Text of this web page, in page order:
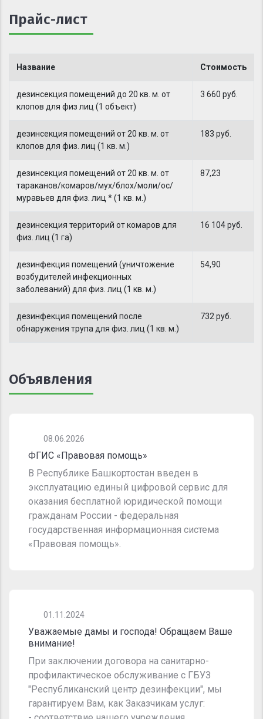
Прайс-лист
Название Стоимость
дезинсекция помещений до 20 кв. м. от
клопов для физ лиц (1 объект)
3 660 руб.
дезинсекция помещений от 20 кв. м. от
клопов для физ. лиц (1 кв. м.)
183 руб.
дезинсекция помещений от 20 кв. м. от
тараканов/комаров/мух/блох/моли/ос/
муравьев для физ. лиц * (1 кв. м.)
87,23
дезинсекция территорий от комаров для
физ. лиц (1 га)
16 104 руб.
дезинфекция помещений (уничтожение
возбудителей инфекционных
заболеваний) для физ. лиц (1 кв. м.)
54,90
дезинфекция помещений после
обнаружения трупа для физ. лиц (1 кв. м.)
732 руб.
Объявления
08.06.2026
ФГИС «Правовая помощь»
В Республике Башкортостан введен в
эксплуатацию единый цифровой сервис для
оказания бесплатной юридической помощи
гражданам России - федеральная
государственная информационная система
«Правовая помощь».
01.11.2024
Уважаемые дамы и господа! Обращаем Ваше
внимание!
При заключении договора на санитарно-
профилактическое обслуживание с ГБУЗ
"Республиканский центр дезинфекции", мы
гарантируем Вам, как Заказчикам услуг: